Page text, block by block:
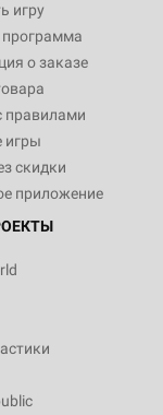
игру
программа
о заказе
игры
скидки
приложение